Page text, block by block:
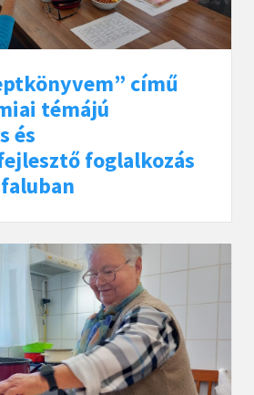
című
témájú
és
foglalkozás